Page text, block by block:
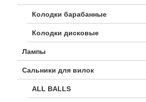
Колодки барабанные
Колодки дисковые
Лампы
Сальники для вилок
ALL BALLS